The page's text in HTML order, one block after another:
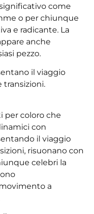
come
o per chiunque
e radicante. La
anche
pezzo.
il viaggio
transizioni.
per coloro che
con
il viaggio
risuonano con
celebri la
a